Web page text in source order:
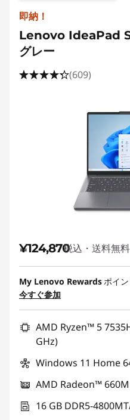
即納！
Lenovo IdeaPad
グレー
(609)
¥124,870税込・送料無料
My Lenovo Rewardsポイン
今すぐ参加
AMD Ryzen™ 5
GHz)
Windows 11 Home
AMD Radeon™
16 GB DDR5-